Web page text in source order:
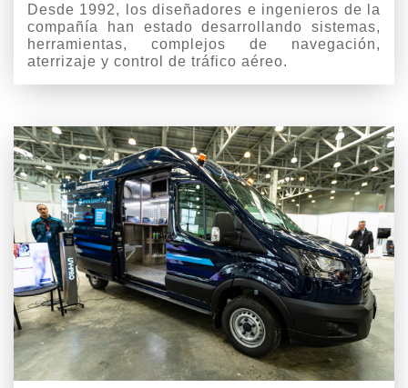
Desde 1992, los diseñadores e ingenieros de la
compañía han estado desarrollando sistemas,
herramientas, complejos de navegación,
aterrizaje y control de tráfico aéreo.